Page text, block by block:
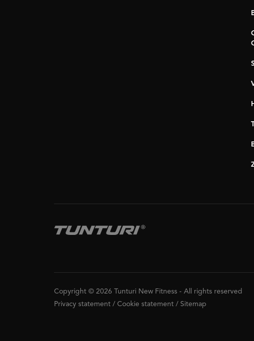
Copyright © 2026 Tunturi New Fitness - All rights reserved
Privacy statement / Cookie statement / Sitemap